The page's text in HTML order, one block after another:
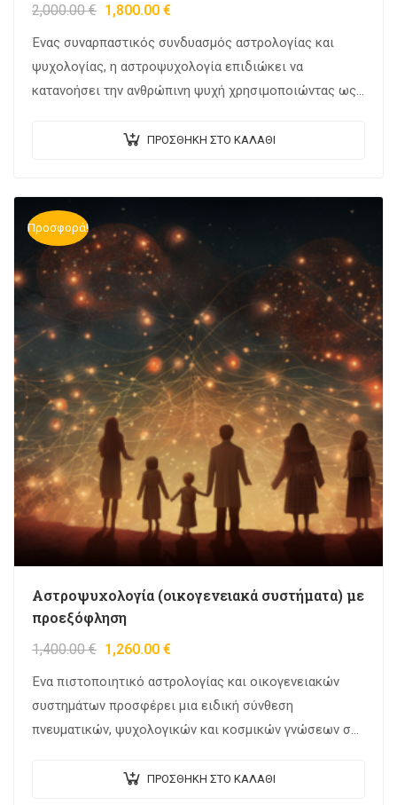
2,000.00€ 1,800.00 €
Ένας συναρπαστικός συνδυασμός αστρολογίας και
ψυχολογίας, η αστροψυχολογία επιδιώκει να
κατανοήσει την ανθρώπινη ψυχή χρησιμοποιώντας ως
καινούργια. Η ανθρωπότητα ανέκαθεν αναζητούσε…
ΠΡΟΣΘΉΚΗ ΣΤΟ ΚΑΛΆΘΙ
Προσφορά!
Αστροψυχολογία (οικογενειακά συστήματα) με
προεξόφληση
1,400.00€ 1,260.00 €
Ένα πιστοποιητικό αστρολογίας και οικογενειακών
συστημάτων προσφέρει μια ειδική σύνθεση
πνευματικών, ψυχολογικών και κοσμικών γνώσεων σε
περίπλοκους δεσμούς μεταξύ των ανθρώπων, της…
ΠΡΟΣΘΉΚΗ ΣΤΟ ΚΑΛΆΘΙ